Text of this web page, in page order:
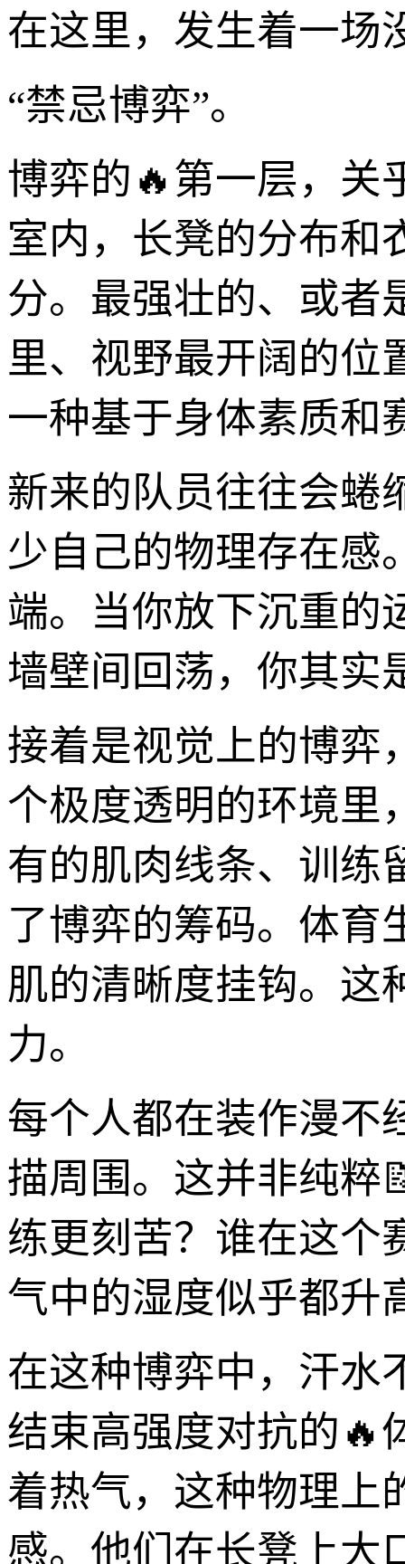
在这里，发生着一场
“禁忌博弈”。
博弈的🔥第一层，关
室内，长凳的分布和
分。最强壮的、或者
里、视野最开阔的位
一种基于身体素质和
新来的队员往往会蜷
少自己的物理存在感
端。当你放下沉重的
墙壁间回荡，你其实
接着是视觉上的博弈
个极度透明的环境里
有的肌肉线条、训练
了博弈的筹码。体育
肌的清晰度挂钩。这
力。
每个人都在装作漫不
描周围。这并非纯粹
练更刻苦？谁在这个
气中的湿度似乎都升
在这种博弈中，汗水
结束高强度对抗的🔥
着热气，这种物理上
感。他们在长凳上大